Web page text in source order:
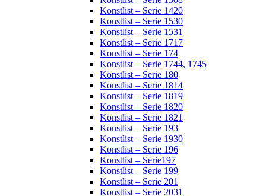
Konstlist – Serie 1420
Konstlist – Serie 1530
Konstlist – Serie 1531
Konstlist – Serie 1717
Konstlist – Serie 174
Konstlist – Serie 1744, 1745
Konstlist – Serie 180
Konstlist – Serie 1814
Konstlist – Serie 1819
Konstlist – Serie 1820
Konstlist – Serie 1821
Konstlist – Serie 193
Konstlist – Serie 1930
Konstlist – Serie 196
Konstlist – Serie197
Konstlist – Serie 199
Konstlist – Serie 201
Konstlist – Serie 2031